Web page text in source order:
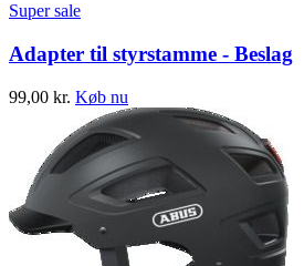
Super sale
Adapter til styrstamme - Beslag
99,00 kr. Køb nu